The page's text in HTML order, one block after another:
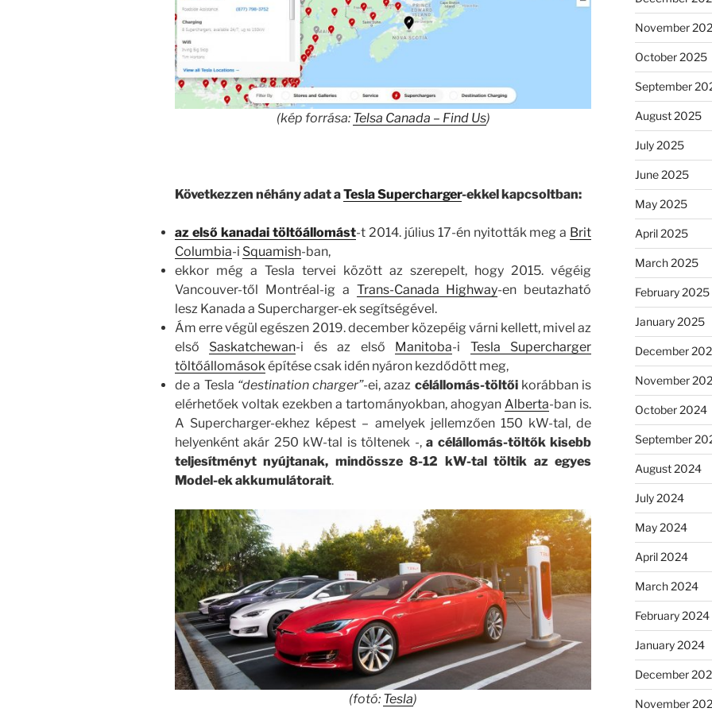
(kép forrása: Telsa Canada – Find Us)
Következzen néhány adat aTesla Supercharger-ekkel kapcsoltban:
az első kanadai töltőállomást-t 2014. július 17-én nyitották meg a Brit
Columbia-i Squamish-ban,
ekkor még a Tesla tervei között az szerepelt, hogy 2015. végéig
Vancouver-től Montréal-ig a Trans-Canada Highway-en beutazható
lesz Kanada a Supercharger-ek segítségével.
Ám erre végül egészen 2019. december közepéig várni kellett, mivel az
első Saskatchewan-i és az első Manitoba-i Tesla Supercharger
töltőállomásoképítése csak idén nyáron kezdődött meg,
de a Tesla “destination charger”-ei, azaz célállomás-töltőikorábban is
elérhetőek voltak ezekben a tartományokban, ahogyanAlberta-ban is.
A Supercharger-ekhez képest – amelyek jellemzően 150 kW-tal, de
helyenként akár 250 kW-tal is töltenek -,a célállomás-töltők kisebb
teljesítményt nyújtanak, mindössze 8-12 kW-tal töltik az egyes
Model-ek akkumulátorait.
(fotó: Tesla)
November
October 2025
September
August 2025
July 2025
June 2025
May 2025
April 2025
March 2025
February 2025
January 2025
December
November
October 2024
September
August 2024
July 2024
May 2024
April 2024
March 2024
February 2024
January 2024
December
November